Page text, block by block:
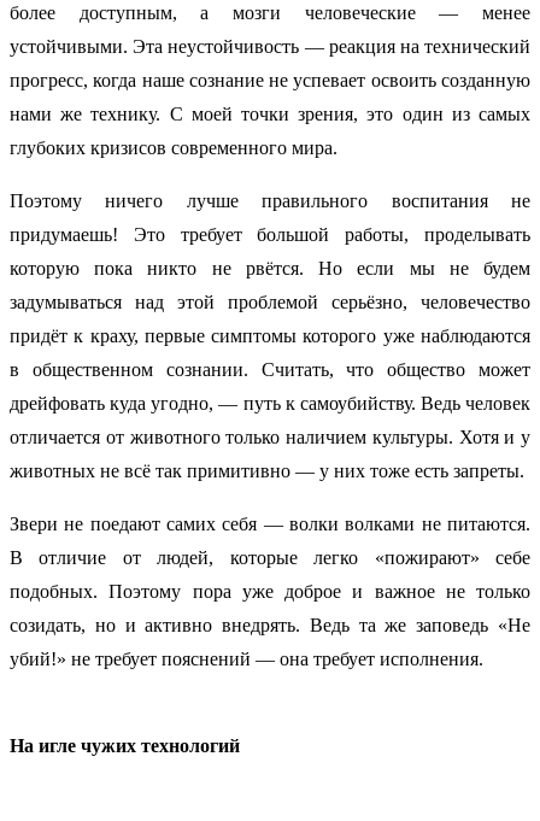
более доступным, а мозги человеческие — менее
устойчивыми. Эта неустойчивость — реакция на технический
прогресс, когда наше сознание не успевает освоить созданную
нами же технику. С моей точки зрения, это один из самых
глубоких кризисов современного мира.
Поэтому ничего лучше правильного воспитания не
придумаешь! Это требует большой работы, проделывать
которую пока никто не рвётся. Но если мы не будем
задумываться над этой проблемой серьёзно, человечество
придёт к краху, первые симптомы которого уже наблюдаются
в общественном сознании. Считать, что общество может
дрейфовать куда угодно, — путь к самоубийству. Ведь человек
отличается от животного только наличием культуры. Хотя и у
животных не всё так примитивно — у них тоже есть запреты.
Звери не поедают самих себя — волки волками не питаются.
В отличие от людей, которые легко «пожирают» себе
подобных. Поэтому пора уже доброе и важное не только
созидать, но и активно внедрять. Ведь та же заповедь «Не
убий!» не требует пояснений — она требует исполнения.
На игле чужих технологий